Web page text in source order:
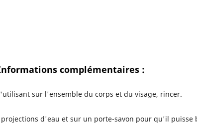
complémentaires :
sur l'ensemble du corps et du visage, rincer.
d'eau et sur un porte-savon pour qu'il puisse